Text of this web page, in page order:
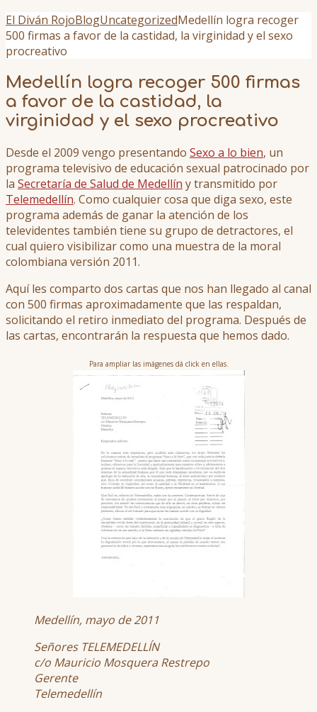
El Diván RojoBlogUncategorizedMedellín logra recoger
500 firmas a favor de la castidad, la virginidad y el sexo
procreativo
Medellín logra recoger 500 firmas
a favor de la castidad, la
virginidad y el sexo procreativo
Desde el 2009 vengo presentando Sexo a lo bien, un
programa televisivo de educación sexual patrocinado por
la Secretaría de Salud de Medellín y transmitido por
Telemedellín. Como cualquier cosa que diga sexo, este
programa además de ganar la atención de los
televidentes también tiene su grupo de detractores, el
cual quiero visibilizar como una muestra de la moral
colombiana versión 2011.
Aquí les comparto dos cartas que nos han llegado al canal
con 500 firmas aproximadamente que las respaldan,
solicitando el retiro inmediato del programa. Después de
las cartas, encontrarán la respuesta que hemos dado.
Para ampliar las imágenes dá click en ellas.
Medellín, mayo de 2011
Señores TELEMEDELLÍN
c/o Mauricio Mosquera Restrepo
Gerente
Telemedellín